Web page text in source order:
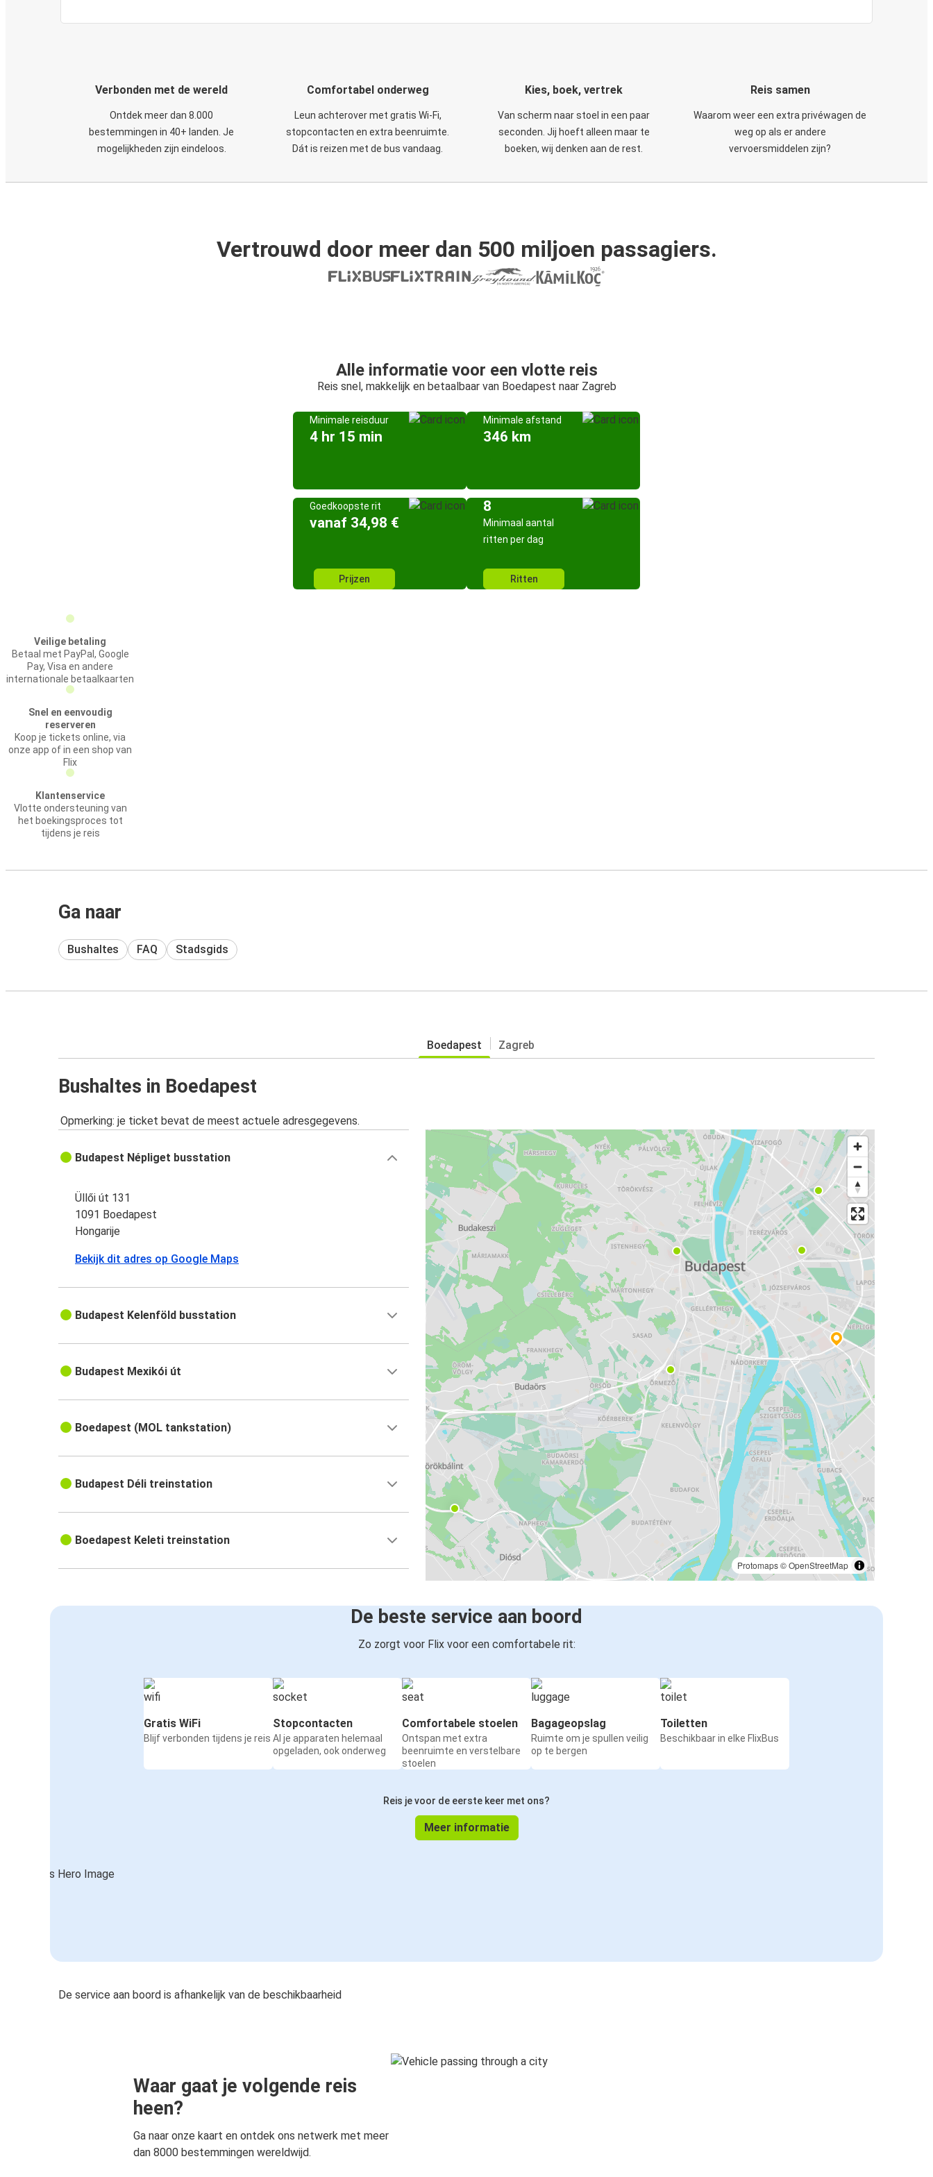
Verbonden met de wereld
Ontdek meer dan 8.000
bestemmingen in 40+ landen. Je
mogelijkheden zijn eindeloos.
Comfortabel onderweg
Leun achterover met gratis Wi-Fi,
stopcontacten en extra beenruimte.
Dát is reizen met de bus vandaag.
Kies, boek, vertrek
Van scherm naar stoel in een paar
seconden. Jij hoeft alleen maar te
boeken, wij denken aan de rest.
Reis samen
Waarom weer een extra privéwagen de
weg op als er andere
vervoersmiddelen zijn?
Vertrouwd door meer dan 500 miljoen passagiers.
Alle informatie voor een vlotte reis
Reis snel, makkelijk en betaalbaar van Boedapest naar Zagreb
Minimale reisduur
4 hr 15 min
Minimale afstand
346 km
Goedkoopste rit
vanaf 34,98 €
Prijzen
8
Minimaal aantal
ritten per dag
Ritten
Veilige betaling
Betaal met PayPal, Google
Pay, Visa en andere
internationale betaalkaarten
Snel en eenvoudig
reserveren
Koop je tickets online, via
onze app of in een shop van
Flix
Klantenservice
Vlotte ondersteuning van
het boekingsproces tot
tijdens je reis
Ga naar
Bushaltes FAQ Stadsgids
Boedapest Zagreb
Bushaltes in Boedapest
Opmerking: je ticket bevat de meest actuele adresgegevens.
Protomaps©OpenStreetMap
Budapest Népliget busstation
Üllői út 131
1091 Boedapest
Hongarije
Bekijk dit adres op Google Maps
Budapest Kelenföld busstation
Budapest Mexikói út
Boedapest (MOL tankstation)
Budapest Déli treinstation
Boedapest Keleti treinstation
De beste service aan boord
Zo zorgt voor Flix voor een comfortabele rit:
Gratis WiFi
Blijf verbonden tijdens je reis
Stopcontacten
Al je apparaten helemaal
opgeladen, ook onderweg
Comfortabele stoelen
Ontspan met extra
beenruimte en verstelbare
stoelen
Bagageopslag
Ruimte om je spullen veilig
op te bergen
Toiletten
Beschikbaar in elke FlixBus
Reis je voor de eerste keer met ons?
Meer informatie
De service aan boord is afhankelijk van de beschikbaarheid
Waar gaat je volgende reis
heen?
Ga naar onze kaart en ontdek ons netwerk met meer
dan 8000 bestemmingen wereldwijd.